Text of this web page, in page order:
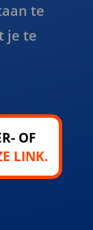
te
je te
OF
LINK.